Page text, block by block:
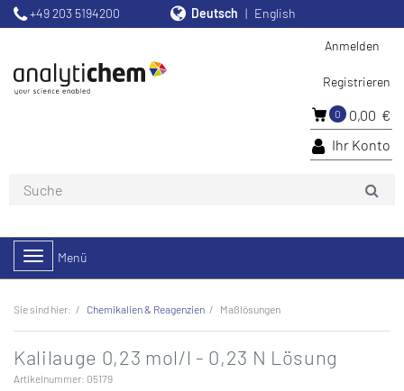
+49 203 5194200 Deutsch English
Anmelden
Registrieren
0
0,00 €
Ihr Konto
Toggle
navigation
Menü
Sie sind hier: Chemikalien & Reagenzien Maßlösungen
Kalilauge 0,23 mol/l - 0,23 N Lösung
Artikelnummer: 05179